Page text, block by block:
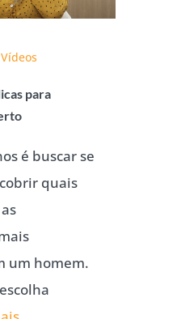
Vídeos
para
é buscar se
quais
um homem.